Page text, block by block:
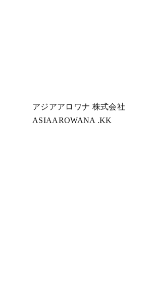
アジアアロワナ 株式会社
ASIAAROWANA .KK